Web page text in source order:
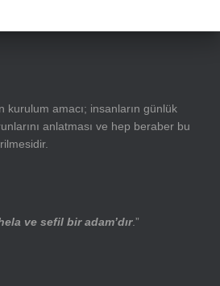
kurulum amacı; insanların günlük
anlatması ve hep beraber bu
ve sefil bir adam’dır.”